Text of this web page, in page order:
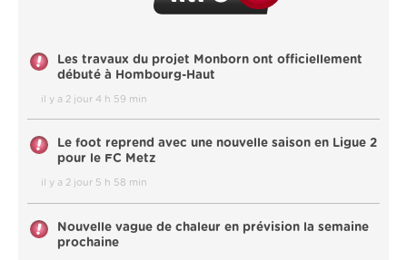
Les travaux du projet Monborn ont officiellement
débuté à Hombourg-Haut
il y a 2 jour 4 h 59 min
Le foot reprend avec une nouvelle saison en Ligue 2
pour le FC Metz
il y a 2 jour 5 h 58 min
Nouvelle vague de chaleur en prévision la semaine
prochaine